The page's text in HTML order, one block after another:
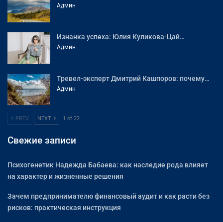
Админ
Изнанка успеха: Юлия Куликова-Цай…
Админ
Тревел-эксперт Дмитрий Кашпоров: почему…
Админ
PREV NEXT 1 of 22
Свежие записи
Психогенетик Надежда Бабаева: как наследие рода влияет
на характер и жизненные решения
Зачем предпринимателю финансовый аудит и как расти без
рисков: практическая инструкция